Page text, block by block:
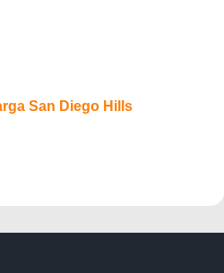
San Diego Hills